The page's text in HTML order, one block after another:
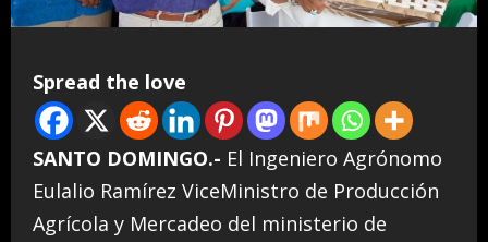
Spread the love
SANTO DOMINGO.- El Ingeniero Agrónomo
Eulalio Ramírez ViceMinistro de Producción
Agrícola y Mercadeo del ministerio de